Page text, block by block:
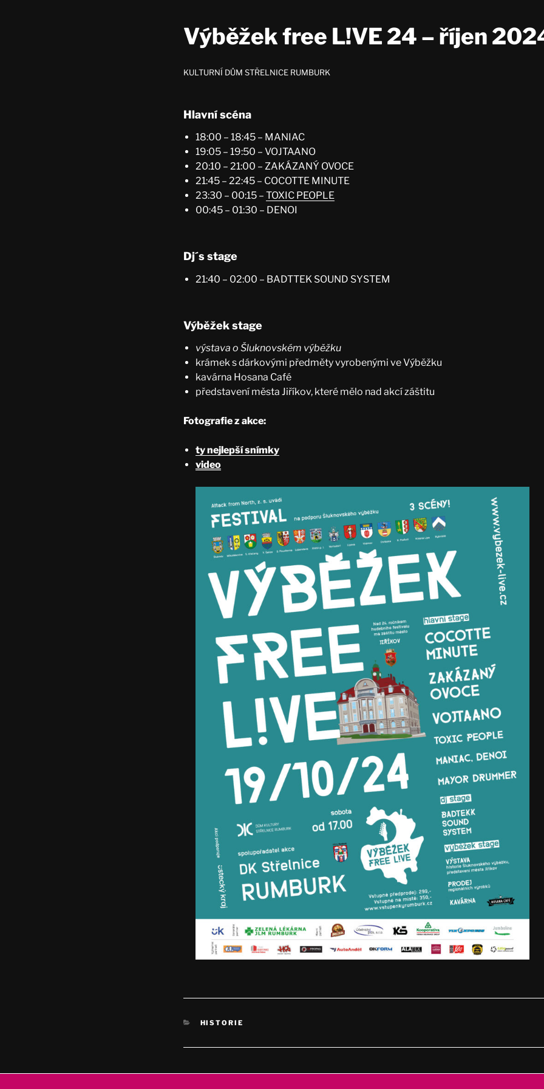
Výběžek free L!VE 24 – říjen
KULTURNÍ DŮM STŘELNICE RUMBURK
Hlavní scéna
18:00 – 18:45 – MANIAC
19:05 – 19:50 – VOJTAANO
20:10 – 21:00 – ZAKÁZANÝ OVOCE
21:45 – 22:45 – COCOTTE MINUTE
23:30 – 00:15 – TOXIC PEOPLE
00:45 – 01:30 – DENOI
Dj´s stage
21:40 – 02:00 – BADTTEK SOUND SYSTEM
Výběžek stage
výstava o Šluknovském výběžku
krámek s dárkovými předměty vyrobenými ve Výběžku
kavárna Hosana Café
představení města Jiříkov, které mělo nad akcí záštitu
Fotografie z akce:
ty nejlepší snímky
video
RUBRIKY
HISTORIE